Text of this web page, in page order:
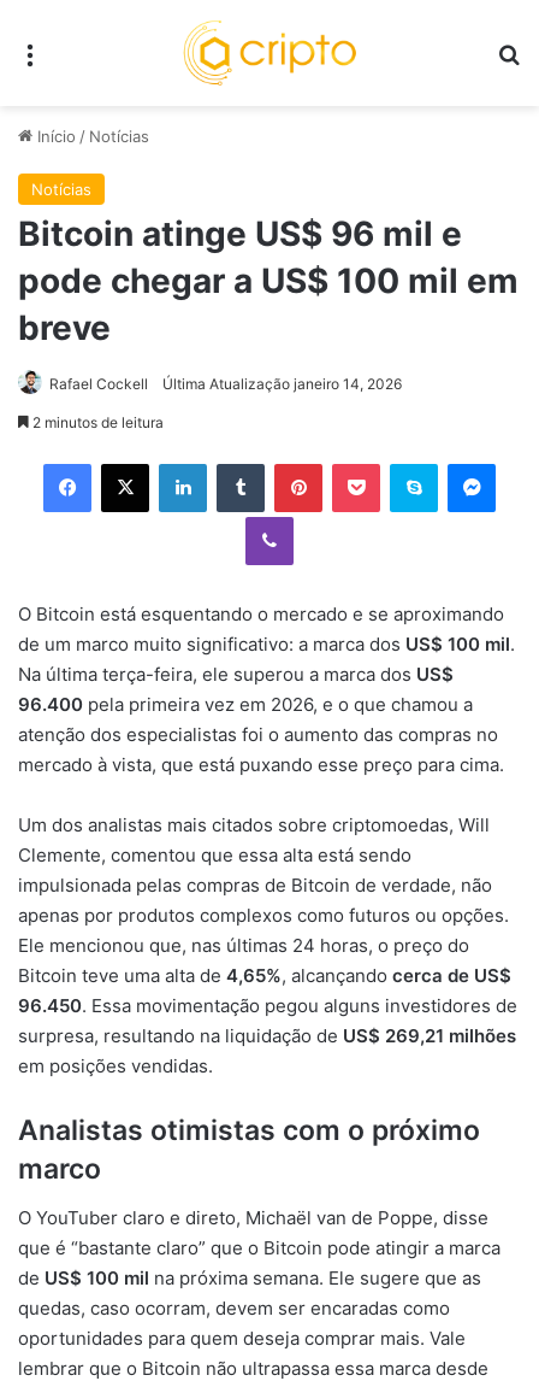
Início / Notícias
Notícias
Bitcoin atinge US$ 96 mil e
pode chegar a US$ 100 mil em
breve
Rafael Cockell Última Atualização janeiro 14, 2026
2 minutos de leitura
Facebook
X LinkedinTumblr PinterestPocket Skype
Viber
O Bitcoin está esquentando o mercado e se aproximando
de um marco muito significativo: a marca dos US$ 100 mil.
Na última terça-feira, ele superou a marca dos US$
96.400 pela primeira vez em 2026, e o que chamou a
atenção dos especialistas foi o aumento das compras no
mercado à vista, que está puxando esse preço para cima.
Um dos analistas mais citados sobre criptomoedas, Will
Clemente, comentou que essa alta está sendo
impulsionada pelas compras de Bitcoin de verdade, não
apenas por produtos complexos como futuros ou opções.
Ele mencionou que, nas últimas 24 horas, o preço do
Bitcoin teve uma alta de 4,65%, alcançando cerca de US$
96.450. Essa movimentação pegou alguns investidores de
surpresa, resultando na liquidação de US$ 269,21 milhões
em posições vendidas.
Analistas otimistas com o próximo
marco
O YouTuber claro e direto, Michaël van de Poppe, disse
que é “bastante claro” que o Bitcoin pode atingir a marca
de US$ 100 mil na próxima semana. Ele sugere que as
quedas, caso ocorram, devem ser encaradas como
oportunidades para quem deseja comprar mais. Vale
lembrar que o Bitcoin não ultrapassa essa marca desde